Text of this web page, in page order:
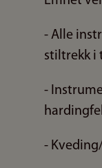
- Alle
stiltrekk i
-
-